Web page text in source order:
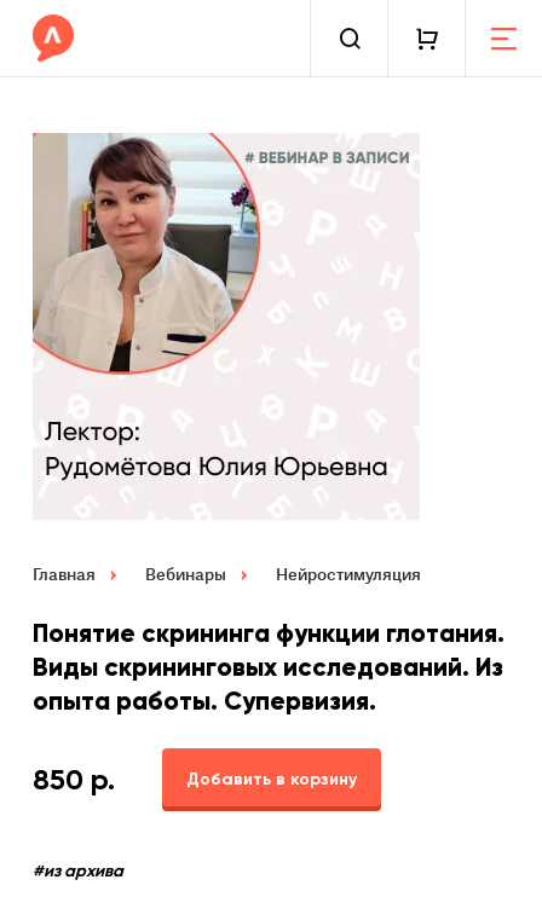
Главная Вебинары Нейростимуляция
Понятие скрининга функции глотания.
Виды скрининговых исследований. Из
опыта работы. Супервизия.
850 р. Добавить в корзину
#из архива